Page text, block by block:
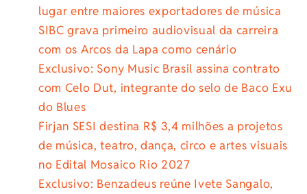
lugar entre maiores exportadores de música
SIBC grava primeiro audiovisual da carreira
com os Arcos da Lapa como cenário
Exclusivo: Sony Music Brasil assina contrato
com Celo Dut, integrante do selo de Baco Exu
do Blues
Firjan SESI destina R$ 3,4 milhões a projetos
de música, teatro, dança, circo e artes visuais
no Edital Mosaico Rio 2027
Exclusivo: Benzadeus reúne Ivete Sangalo,